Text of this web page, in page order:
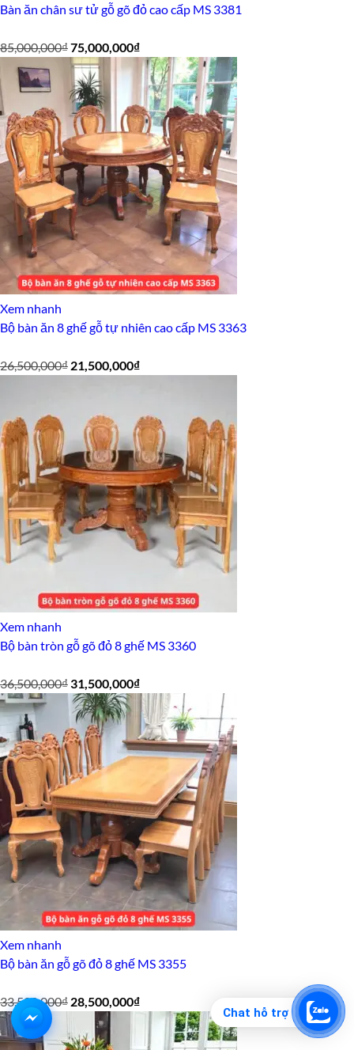
Chat hỗ trợ
Bàn ăn chân sư tử gỗ gõ đỏ cao cấp MS 3381
85,000,000₫Giá
gốc
là:
85,000,000₫.
75,000,000₫Giá
hiện
tại
là:
75,000,000₫.
Xem nhanh
Bộ bàn ăn 8 ghế gỗ tự nhiên cao cấp MS 3363
26,500,000₫ Giá
26,500,000₫.
21,500,000₫Giá
là:
21,500,000₫.
Xem nhanh
Bộ bàn tròn gỗ gõ đỏ 8 ghế MS 3360
36,500,000₫Giá
gốc
là:
36,500,000₫.
31,500,000₫Giá
hiện
tại
là:
31,500,000₫.
Xem nhanh
Bộ bàn ăn gỗ gõ đỏ 8 ghế MS 3355
33,500,000₫ Giá
là:
28,500,000₫Giá
hiện